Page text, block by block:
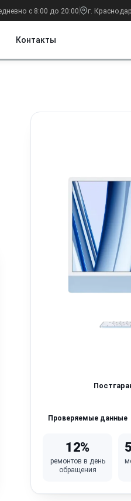
с 8:00 до 20:00 г.
Контакты
Проверяемые данные
12%
ремонтов в день
обращения